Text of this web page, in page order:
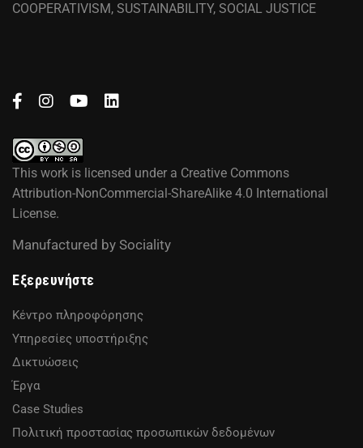
COOPERATIVISM, SUSTAINABILITY, SOCIAL JUSTICE
This work is licensed under a Creative Commons
Attribution-NonCommercial-ShareAlike 4.0 International
License.
Manufactured by Sociality
Εξερευνήστε
Κέντρο πληροφόρησης
Υπηρεσίες υποστήριξης
Δικτυώσεις
Έργα
Case Studies
Πολιτική προστασίας προσωπικών δεδομένων